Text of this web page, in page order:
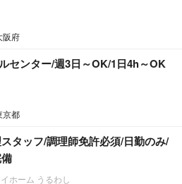
阪府
センター/週3日～OK/1日4h～OK
京都
スタッフ/調理師免許必須/日勤のみ/
ホーム うるわし